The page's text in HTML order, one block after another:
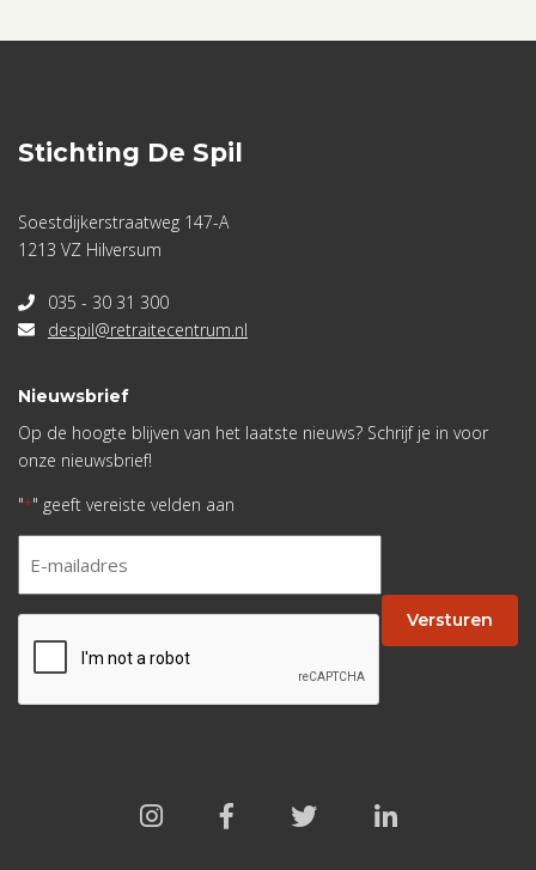
Stichting De Spil
Soestdijkerstraatweg 147-A
1213 VZ Hilversum
035 - 30 31 300
despil@retraitecentrum.nl
Nieuwsbrief
Op de hoogte blijven van het laatste nieuws? Schrijf je in voor
onze nieuwsbrief!
"*" geeft vereiste velden aan
* Versturen